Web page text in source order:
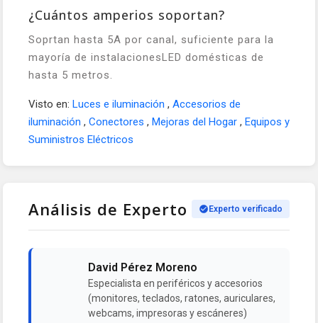
¿Cuántos amperios soportan?
Soprtan hasta 5A por canal, suficiente para la
mayoría de instalacionesLED domésticas de
hasta 5 metros.
Visto en: Luces e iluminación , Accesorios de
iluminación , Conectores , Mejoras del Hogar , Equipos y
Suministros Eléctricos
Análisis de Experto Experto verificado
David Pérez Moreno
Especialista en periféricos y accesorios
(monitores, teclados, ratones, auriculares,
webcams, impresoras y escáneres)